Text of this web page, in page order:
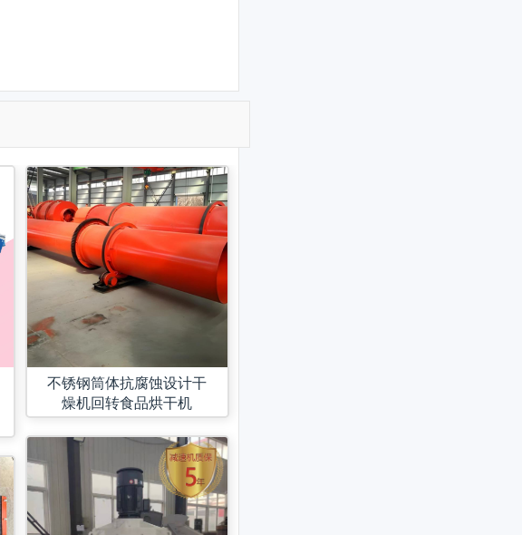
不锈钢筒体抗腐蚀设计干
燥机回转食品烘干机